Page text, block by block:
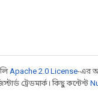
Apache 2.0 License-এর
ট্রেডমার্ক। কিছু কন্টেন্ট